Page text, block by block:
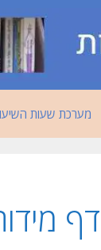
מערכת שעות
דף